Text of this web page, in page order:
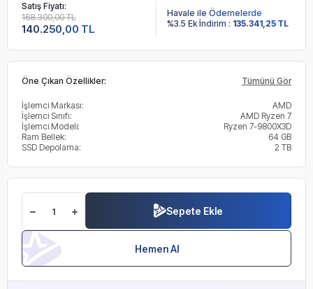
Satış Fiyatı:
140.250,00 TL
168.300,00 TL
Havale ile Ödemelerde
%3.5 Ek İndirim : 135.341,25 TL
Öne Çıkan Özellikler: Tümünü Gör
İşlemci Markası:
AMD
İşlemci Sınıfı:
AMD Ryzen 7
İşlemci Modeli:
Ryzen 7-9800X3D
Ram Bellek:
64 GB
SSD Depolama:
2 TB
Sepete Ekle
Hemen Al